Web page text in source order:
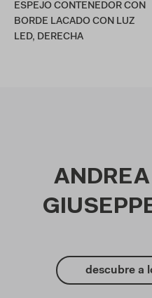
ESPEJO CONTENEDOR CON
BORDE LACADO CON LUZ
LED, DERECHA
descubre a